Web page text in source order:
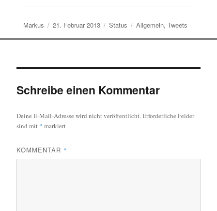
Autor
Markus
Veröffentlicht
21. Februar 2013 Format
Status Kategorien
Allgemein, Tweets
Schreibe einen Kommentar
Deine E-Mail-Adresse wird nicht veröffentlicht.Erforderliche Felder
sind mit * markiert
KOMMENTAR *